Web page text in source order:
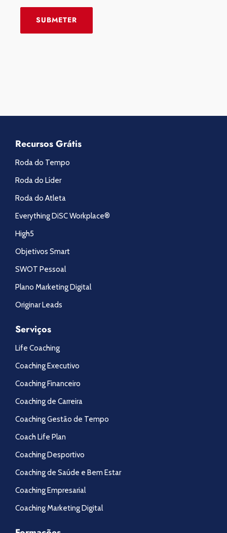
Recursos Grátis
Roda do Tempo
Roda do Líder
Roda do Atleta
Everything DiSC Workplace®
High5
Objetivos Smart
SWOT Pessoal
Plano Marketing Digital
Originar Leads
Serviços
Life Coaching
Coaching Executivo
Coaching Financeiro
Coaching de Carreira
Coaching Gestão de Tempo
Coach Life Plan
Coaching Desportivo
Coaching de Saúde e Bem Estar
Coaching Empresarial
Coaching Marketing Digital